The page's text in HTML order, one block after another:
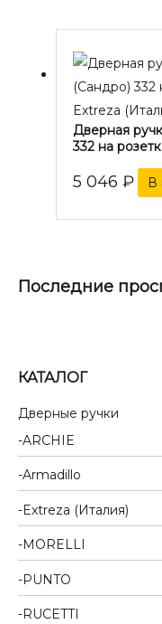
КАТАЛОГ
Дверные ручки
ARCHIE
Armadillo
Extreza (Италия)
MORELLI
PUNTO
RUCETTI
Extreza
Дверная
332 на
5 046 ₽ В
Последние